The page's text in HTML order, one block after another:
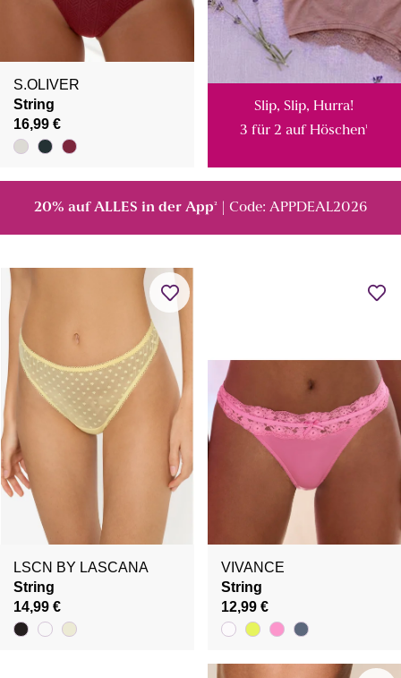
S.OLIVER
String
16,99 €
Slip, Slip, Hurra!
3 für 2 auf Höschen¹
20% auf ALLES in der App² | Code: APPDEAL2026
LSCN BY LASCANA
String
14,99 €
VIVANCE
String
12,99 €